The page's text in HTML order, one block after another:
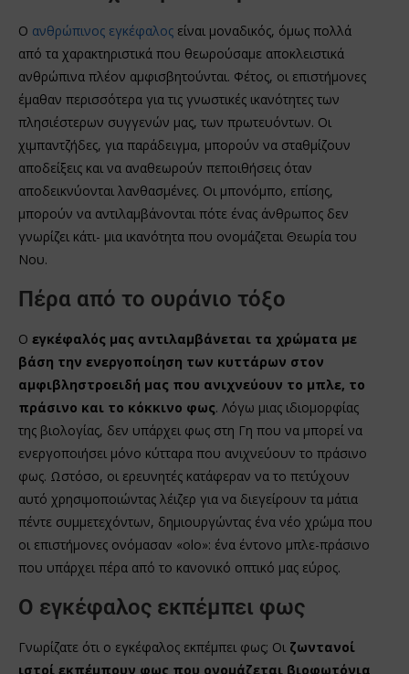
Ο ανθρώπινος εγκέφαλος είναι μοναδικός, όμως πολλά
από τα χαρακτηριστικά που θεωρούσαμε αποκλειστικά
ανθρώπινα πλέον αμφισβητούνται. Φέτος, οι επιστήμονες
έμαθαν περισσότερα για τις γνωστικές ικανότητες των
πλησιέστερων συγγενών μας, των πρωτευόντων. Οι
χιμπαντζήδες, για παράδειγμα, μπορούν να σταθμίζουν
αποδείξεις και να αναθεωρούν πεποιθήσεις όταν
αποδεικνύονται λανθασμένες. Οι μπονόμπο, επίσης,
μπορούν να αντιλαμβάνονται πότε ένας άνθρωπος δεν
γνωρίζει κάτι- μια ικανότητα που ονομάζεται Θεωρία του
Νου.
Πέρα από το ουράνιο τόξο
Ο εγκέφαλός μας αντιλαμβάνεται τα χρώματα με
βάση την ενεργοποίηση των κυττάρων στον
αμφιβληστροειδή μας που ανιχνεύουν το μπλε, το
πράσινο και το κόκκινο φως. Λόγω μιας ιδιομορφίας
της βιολογίας, δεν υπάρχει φως στη Γη που να μπορεί να
ενεργοποιήσει μόνο κύτταρα που ανιχνεύουν το πράσινο
φως. Ωστόσο, οι ερευνητές κατάφεραν να το πετύχουν
αυτό χρησιμοποιώντας λέιζερ για να διεγείρουν τα μάτια
πέντε συμμετεχόντων, δημιουργώντας ένα νέο χρώμα που
οι επιστήμονες ονόμασαν «olo»: ένα έντονο μπλε-πράσινο
που υπάρχει πέρα ​​από το κανονικό οπτικό μας εύρος.
Ο εγκέφαλος εκπέμπει φως
Γνωρίζατε ότι ο εγκέφαλος εκπέμπει φως; Οι ζωντανοί
ιστοί εκπέμπουν φως που ονομάζεται βιοφωτόνια